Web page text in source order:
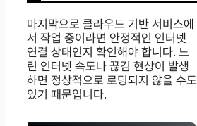
마지막으로 클라우드 기반 서비스에
서 작업 중이라면 안정적인 인터넷
연결 상태인지 확인해야 합니다. 느
린 인터넷 속도나 끊김 현상이 발생
하면 정상적으로 로딩되지 않을 수도
있기 때문입니다.